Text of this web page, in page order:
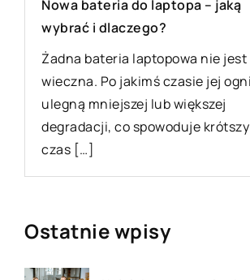
Mówi się, że wygląd obuwia wiele
przekazuje o jego właścicielu.
Rzeczywiście zadbane i czyste
mogą w jakimś stopniu
Ostatnie wpisy